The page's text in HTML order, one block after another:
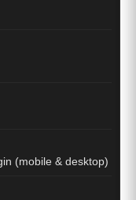
(mobile & desktop)